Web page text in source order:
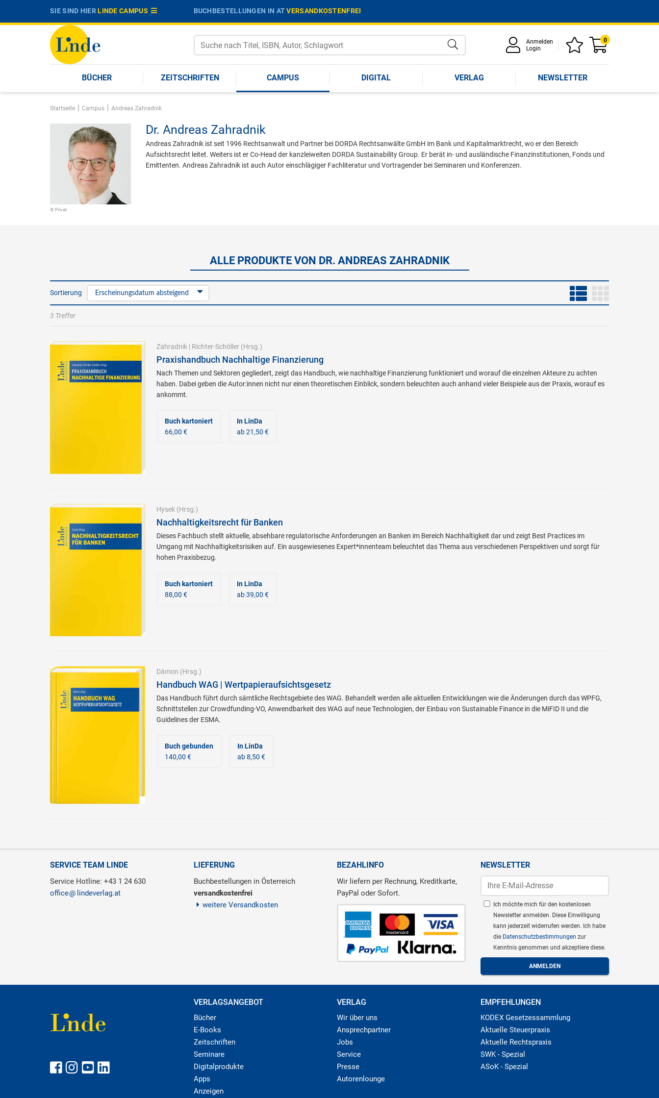
SIE SIND HIERLINDE CAMPUS BUCHBESTELLUNGEN IN ATVERSANDKOSTENFREI
Anmelden
Login
0
BÜCHER ZEITSCHRIFTEN CAMPUS DIGITAL VERLAG NEWSLETTER
Startseite | Campus | Andreas Zahradnik
© Privat
Dr. Andreas Zahradnik
Andreas Zahradnik ist seit 1996 Rechtsanwalt und Partner bei DORDA Rechtsanwälte GmbH im Bank und Kapitalmarktrecht, wo er den Bereich
Aufsichtsrecht leitet. Weiters ist er Co-Head der kanzleiweiten DORDA Sustainability Group. Er berät in- und ausländische Finanzinstitutionen, Fonds und
Emittenten. Andreas Zahradnik ist auch Autor einschlägiger Fachliteratur und Vortragender bei Seminaren und Konferenzen.
ALLE PRODUKTE VON DR. ANDREAS ZAHRADNIK
Sortierung Erscheinungsdatum absteigend
3 Treffer
Zahradnik| Richter-Schöller(Hrsg.)
Praxishandbuch Nachhaltige Finanzierung
Nach Themen und Sektoren gegliedert, zeigt das Handbuch, wie nachhaltige Finanzierung funktioniert und worauf die einzelnen Akteure zu achten
haben. Dabei geben die Autor:innen nicht nur einen theoretischen Einblick, sondern beleuchten auch anhand vieler Beispiele aus der Praxis, worauf es
ankommt.
Buch kartoniert
66,00 €
In LinDa
ab 21,50 €
Hysek(Hrsg.)
Nachhaltigkeitsrecht für Banken
Dieses Fachbuch stellt aktuelle, absehbare regulatorische Anforderungen an Banken im Bereich Nachhaltigkeit dar und zeigt Best Practices im
Umgang mit Nachhaltigkeitsrisiken auf. Ein ausgewiesenes Expert*innenteam beleuchtet das Thema aus verschiedenen Perspektiven und sorgt für
hohen Praxisbezug.
Buch kartoniert
88,00 €
In LinDa
ab 39,00 €
Dämon (Hrsg.)
Handbuch WAG | Wertpapieraufsichtsgesetz
Das Handbuch führt durch sämtliche Rechtsgebiete des WAG. Behandelt werden alle aktuellen Entwicklungen wie die Änderungen durch das WPFG,
Schnittstellen zur Crowdfunding-VO, Anwendbarkeit des WAG auf neue Technologien, der Einbau von Sustainable Finance in die MiFID II und die
Guidelines der ESMA.
Buch gebunden
140,00 €
In LinDa
ab 8,50 €
SERVICE TEAM LINDE
Service Hotline: +43 1 24 630
office
lindeverlag.at
LIEFERUNG
Buchbestellungen in Österreich
versandkostenfrei
weitere Versandkosten
BEZAHLINFO
Wir liefern per Rechnung, Kreditkarte,
PayPal oder Sofort.
NEWSLETTER
Ich möchte mich für den kostenlosen
Newsletter anmelden. Diese Einwilligung
kann jederzeit widerrufen werden. Ich habe
die Datenschutzbestimmungen zur
Kenntnis genommen und akzeptiere diese.
VERLAGSANGEBOT
Bücher
E-Books
Zeitschriften
Seminare
Digitalprodukte
Apps
Anzeigen
VERLAG
Wir über uns
Ansprechpartner
Jobs
Service
Presse
Autorenlounge
EMPFEHLUNGEN
KODEX Gesetzessammlung
Aktuelle Steuerpraxis
Aktuelle Rechtspraxis
SWK - Spezial
ASoK - Spezial